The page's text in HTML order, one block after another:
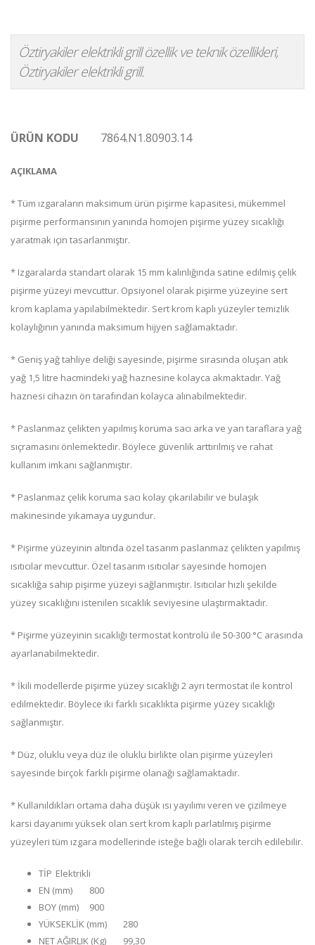
Öztiryakiler elektrikli grill özellik ve teknik özellikleri,
Öztiryakiler elektrikli grill.
ÜRÜN KODU 7864.N1.80903.14
AÇIKLAMA
* Tüm ızgaraların maksimum ürün pişirme kapasitesi, mükemmel
pişirme performansının yanında homojen pişirme yüzey sıcaklığı
yaratmak için tasarlanmıştır.
* Izgaralarda standart olarak 15 mm kalınlığında satine edilmiş çelik
pişirme yüzeyi mevcuttur. Opsiyonel olarak pişirme yüzeyine sert
krom kaplama yapılabilmektedir. Sert krom kaplı yüzeyler temizlik
kolaylığının yanında maksimum hijyen sağlamaktadır.
* Geniş yağ tahliye deliği sayesinde, pişirme sırasında oluşan atık
yağ 1,5 litre hacmindeki yağ haznesine kolayca akmaktadır. Yağ
haznesi cihazın ön tarafından kolayca alınabilmektedir.
* Paslanmaz çelikten yapılmış koruma sacı arka ve yan taraflara yağ
sıçramasını önlemektedir. Böylece güvenlik arttırılmış ve rahat
kullanım imkanı sağlanmıştır.
* Paslanmaz çelik koruma sacı kolay çıkarılabilir ve bulaşık
makinesinde yıkamaya uygundur.
* Pişirme yüzeyinin altında özel tasarım paslanmaz çelikten yapılmış
ısıtıcılar mevcuttur. Özel tasarım ısıtıcılar sayesinde homojen
sıcaklığa sahip pişirme yüzeyi sağlanmıştır. Isıtıcılar hızlı şekilde
yüzey sıcaklığını istenilen sıcaklık seviyesine ulaştırmaktadır.
* Pişirme yüzeyinin sıcaklığı termostat kontrolü ile 50-300 °C arasında
ayarlanabilmektedir.
* İkili modellerde pişirme yüzey sıcaklığı 2 ayrı termostat ile kontrol
edilmektedir. Böylece iki farklı sıcaklıkta pişirme yüzey sıcaklığı
sağlanmıştır.
* Düz, oluklu veya düz ile oluklu birlikte olan pişirme yüzeyleri
sayesinde birçok farklı pişirme olanağı sağlamaktadır.
* Kullanıldıkları ortama daha düşük ısı yayılımı veren ve çizilmeye
karsi dayanımı yüksek olan sert krom kaplı parlatılmış pişirme
yüzeyleri tüm ızgara modellerinde isteğe bağlı olarak tercih edilebilir.
TİP Elektrikli
EN (mm)
800
BOY (mm)
900
YÜKSEKLİK (mm)
280
NET AĞIRLIK (Kg)
99,30